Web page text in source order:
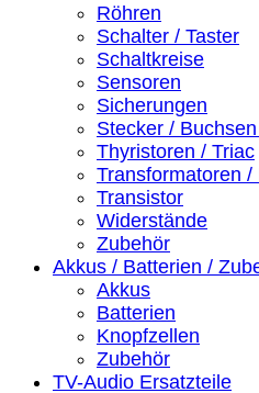
Röhren
Schalter / Taster
Schaltkreise
Sensoren
Sicherungen
Stecker /
Thyristoren / Triac
Transformatoren /
Transistor
Widerstände
Zubehör
Akkus / Batterien /
Akkus
Batterien
Knopfzellen
Zubehör
TV-Audio Ersatzteile